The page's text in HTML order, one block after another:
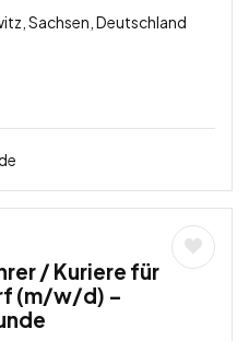
Sachsen, Deutschland
/ Kuriere für
(m/w/d) –